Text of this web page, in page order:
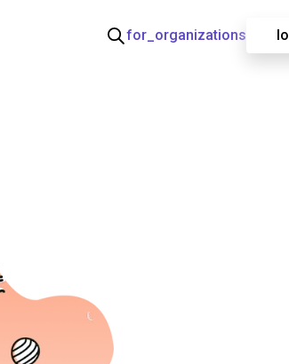
for_organizations